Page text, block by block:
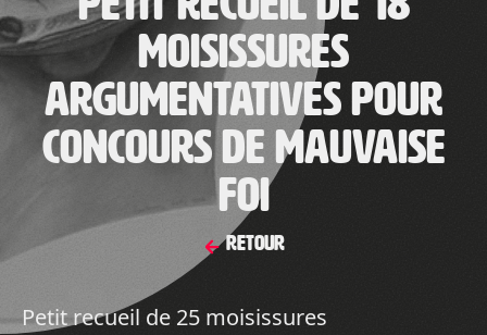
moisissures
argumentatives pour
concours de mauvaise
foi
Retour
Petit recueil de 25 moisissures